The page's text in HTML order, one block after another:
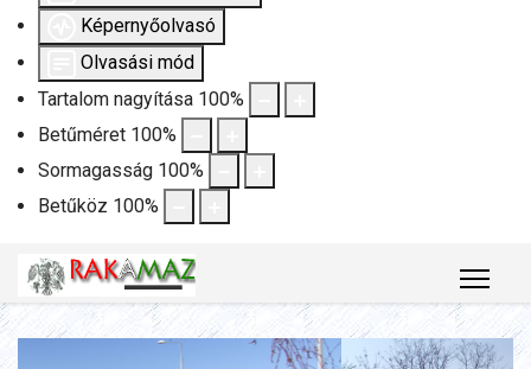
Képernyőolvasó
Olvasási mód
Tartalom nagyítása 100%
Betűméret 100%
Sormagasság 100%
Betűköz 100%